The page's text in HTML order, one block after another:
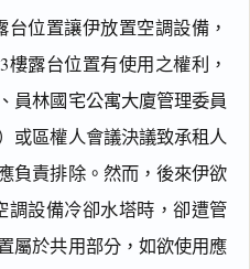
台位置讓伊放置空調設備，
樓露台位置有使用之權利，
員林國宅公寓大廈管理委員
或區權人會議決議致承租人
負責排除。然而，後來伊欲
調設備冷卻水塔時，卻遭管
屬於共用部分，如欲使用應